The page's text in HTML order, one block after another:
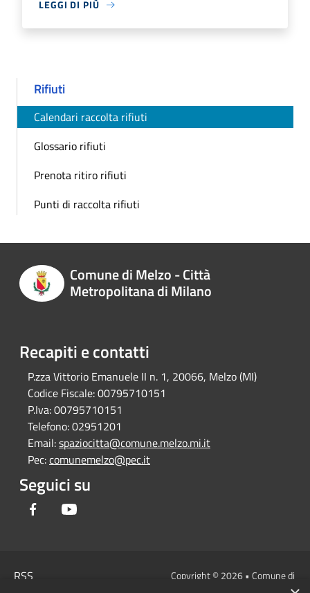
LEGGI DI PIÙ
Rifiuti
Calendari raccolta rifiuti
Glossario rifiuti
Prenota ritiro rifiuti
Punti di raccolta rifiuti
Comune di Melzo - Città
Metropolitana di Milano
Recapiti e contatti
P.zza Vittorio Emanuele II n. 1, 20066, Melzo (MI)
Codice Fiscale:00795710151
P.Iva:00795710151
Telefono:02951201
Email:spaziocitta@comune.melzo.mi.it
Pec:comunemelzo@pec.it
Seguici su
Facebook
RSS
Copyright © 2026 • Comune di